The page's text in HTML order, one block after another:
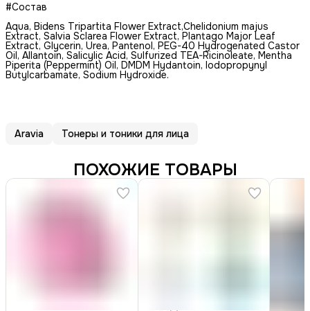
#Состав
Aqua, Bidens Tripartita Flower Extract,Chelidonium majus
Extract, Salvia Sclarea Flower Extract, Plantago Major Leaf
Extract, Glycerin, Urea, Pantenol, PEG-40 Hydrogenated Castor
Oil, Allantoin, Salicylic Acid, Sulfurized TEA-Ricinoleate, Mentha
Piperita (Peppermint) Oil, DMDM Hydantoin, Iodopropynyl
Butylcarbamate, Sodium Hydroxide.
Aravia Тонеры и тоники для лица
ПОХОЖИЕ ТОВАРЫ